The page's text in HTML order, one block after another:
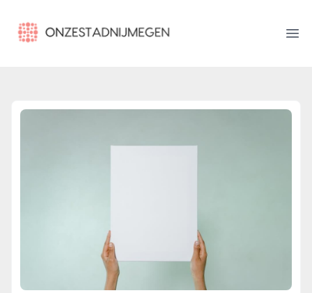
onzestadnijmegen.nl